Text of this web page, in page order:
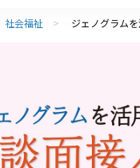
社会福祉 > ジェノグラム